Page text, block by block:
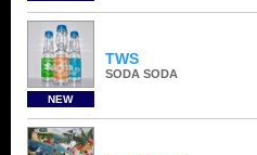
NEW
TWS
SODA SODA